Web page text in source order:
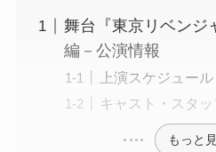
舞台『東京リベンジ
編－公演情報
上演スケジュール
キャスト・スタッ
もっと